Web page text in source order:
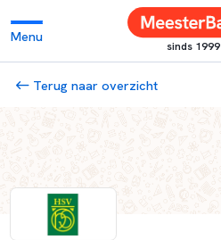
Menu
sinds 1999
Terug naar overzicht